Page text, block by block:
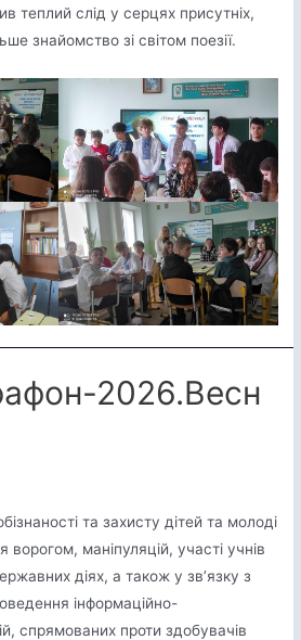
теплий слід у серцях присутніх,
знайомство зі світом поезії.
2026.Весн
та захисту дітей та молоді
ворогом, маніпуляцій, участі учнів
діях, а також у зв’язку з
інформаційно-
спрямованих проти здобувачів